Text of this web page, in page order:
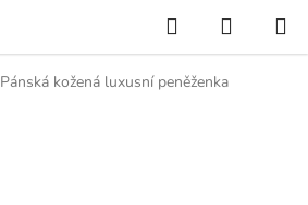
Hledat
KOŠÍK
Pánská kožená luxusní peněženka